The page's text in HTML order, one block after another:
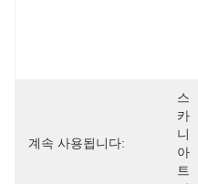
계속 사용됩니다:
스
카
니
아
트